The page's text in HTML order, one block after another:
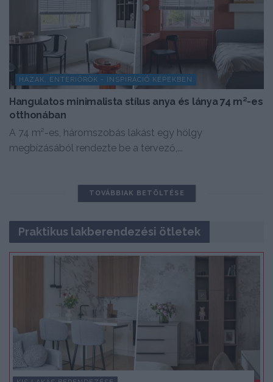
HÁZAK, ENTERIŐRÖK - INSPIRÁCIÓ KÉPEKBEN
Hangulatos minimalista stílus anya és lánya 74 m²-es
otthonában
A 74 m²-es, háromszobás lakást egy hölgy
megbízásából rendezte be a tervező,...
TOVÁBBIAK BETÖLTÉSE
Praktikus lakberendezési ötletek